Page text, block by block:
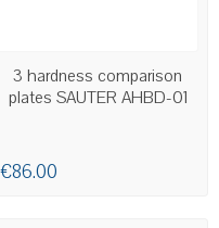
AVAILABLE
3 hardness comparison
plates SAUTER AHBD-01
€86.00